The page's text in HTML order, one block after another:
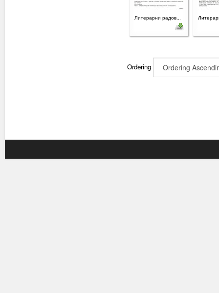
Литерарни радов...
Ordering